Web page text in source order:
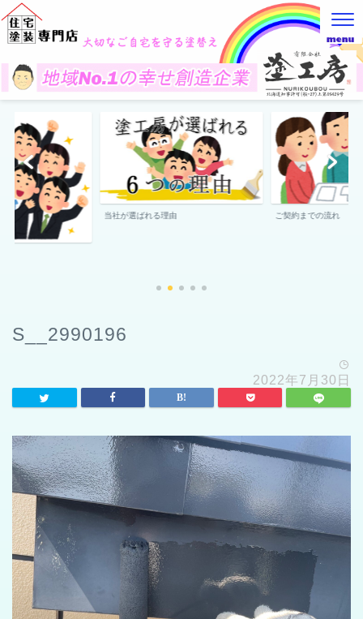
当社が選ばれる理由 ご契約までの流れ
S__2990196
2022年7月30日